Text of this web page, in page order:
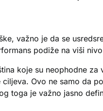
važno je da se
podiže na viši
koje su neophodne za
Ovo ne samo da
toga je važno jasno